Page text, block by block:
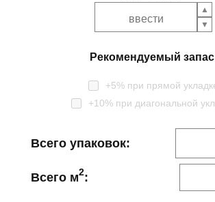
Рекомендуемый
+5% при прямой
+10% при диагональной
Всего упаковок:
Всего м2: